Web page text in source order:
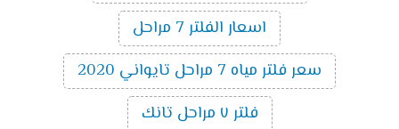
اسعار الفلتر 7 مراحل
سعر فلتر مياه 7 مراحل تايواني 2020
فلتر ٧ مراحل تانك